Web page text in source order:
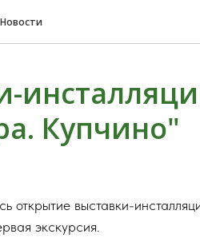
Новости
Купчино"
открытие выставки-
экскурсия.